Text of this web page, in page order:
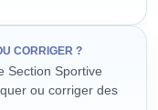
CORRIGER ?
Section Sportive
ou corriger des